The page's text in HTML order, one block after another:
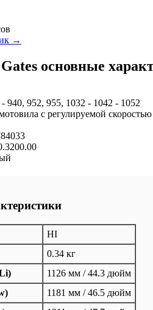
→
основные
940, 952, 955, 1032 - 1042 - 1052
с регулируемой
HI
0.34 кг
1126 мм / 44.3 дюйм
1181 мм / 46.5 дюйм